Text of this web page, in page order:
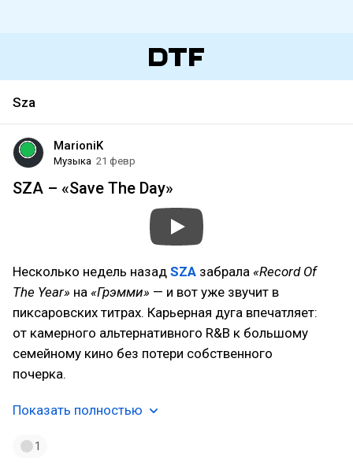
Sza
MarioniK
Музыка 21 февр
SZA – «Save The Day»
Несколько недель назад SZA забрала «Record Of
The Year» на «Грэмми» — и вот уже звучит в
пиксаровских титрах. Карьерная дуга впечатляет:
от камерного альтернативного R&B к большому
семейному кино без потери собственного
почерка.
Показать полностью
1